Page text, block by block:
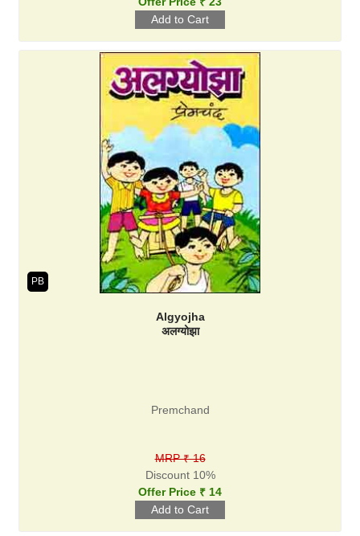
PB
Algyojha
अलग्योझा
Premchand
MRP ₹ 16
Discount 10%
Offer Price ₹ 14